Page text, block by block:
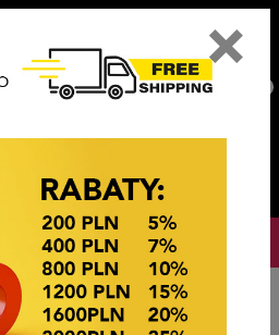
OKAZJE CENOWE!
Broszki
×